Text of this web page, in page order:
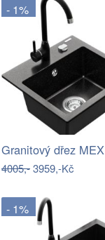
- 1%
4005,-3959,-Kč
- 1%